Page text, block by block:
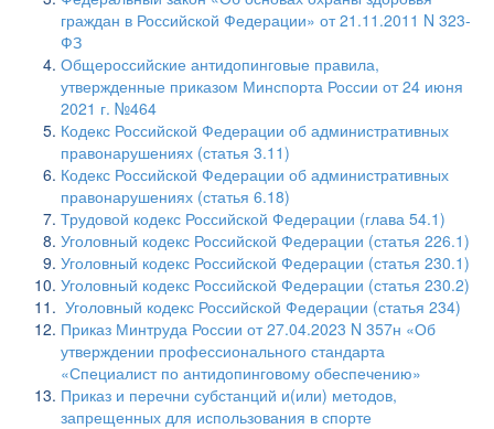
граждан в Российской Федерации» от 21.11.2011 N 323-
ФЗ
Общероссийские антидопинговые правила,
утвержденные приказом Минспорта России от 24 июня
2021 г. №464
Кодекс Российской Федерации об административных
правонарушениях (статья 3.11)
Кодекс Российской Федерации об административных
правонарушениях (статья 6.18)
Трудовой кодекс Российской Федерации (глава 54.1)
Уголовный кодекс Российской Федерации (статья 226.1)
Уголовный кодекс Российской Федерации (статья 230.1)
Уголовный кодекс Российской Федерации (статья 230.2)
Уголовный кодекс Российской Федерации (статья 234)
Приказ Минтруда России от 27.04.2023 N 357н «Об
утверждении профессионального стандарта
«Специалист по антидопинговому обеспечению»
Приказ и перечни субстанций и(или) методов,
запрещенных для использования в спорте